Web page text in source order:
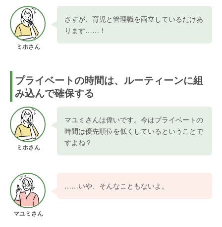
ミホさん
さすが、育児と管理職を両立しているだけあ
ります……！
プライベートの時間は、ルーティーンに組
み込んで確保する
ミホさん
マユミさんは偉いです。今はプライベートの
時間は優先順位を低くしているということで
すよね？
マユミさん
……いや、そんなこともないよ。